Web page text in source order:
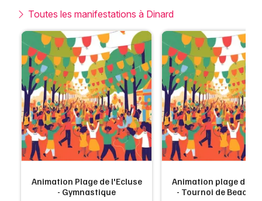
Toutes les manifestations à Dinard
Animation Plage de l'Ecluse
- Gymnastique
Animation plage de
- Tournoi de Beach